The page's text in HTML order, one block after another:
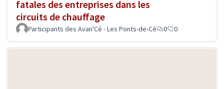
fatales des entreprises dans les
circuits de chauffage
Participants des Avan'Cé - Les Ponts-de-Cé 0 0